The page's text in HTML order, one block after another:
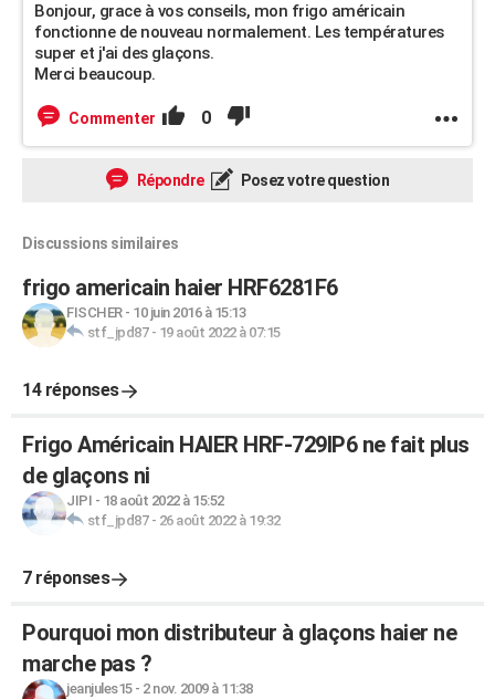
Bonjour, grace à vos conseils, mon frigo américain
fonctionne de nouveau normalement. Les températures
super et j'ai des glaçons.
Merci beaucoup.
Commenter 0
Répondre Posez votre question
Discussions similaires
frigo americain haier HRF6281F6
FISCHER- 10 juin 2016 à 15:13
stf_jpd87- 19 août 2022 à 07:15
14 réponses
Frigo Américain HAIER HRF-729IP6 ne fait plus
de glaçons ni
JIPI - 18 août 2022 à 15:52
stf_jpd87- 26 août 2022 à 19:32
7 réponses
Pourquoi mon distributeur à glaçons haier ne
marche pas ?
jeanjules15- 2 nov. 2009 à 11:38